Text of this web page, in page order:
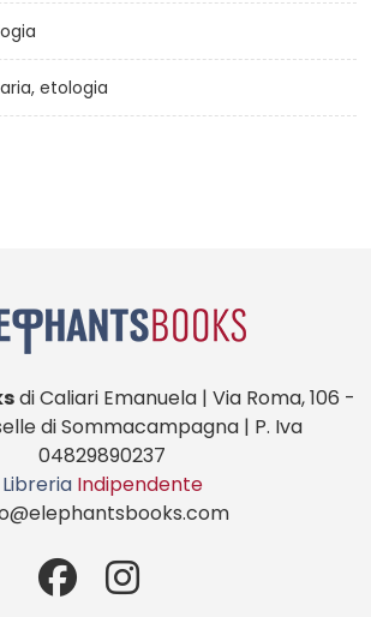
etologia
di Caliari Emanuela | Via Roma, 106 -
di Sommacampagna | P. Iva
04829890237
Libreria Indipendente